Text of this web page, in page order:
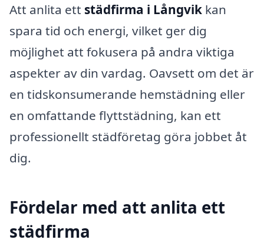
Att anlita ett städfirma i Långvik kan
spara tid och energi, vilket ger dig
möjlighet att fokusera på andra viktiga
aspekter av din vardag. Oavsett om det är
en tidskonsumerande hemstädning eller
en omfattande flyttstädning, kan ett
professionellt städföretag göra jobbet åt
dig.
Fördelar med att anlita ett
städfirma